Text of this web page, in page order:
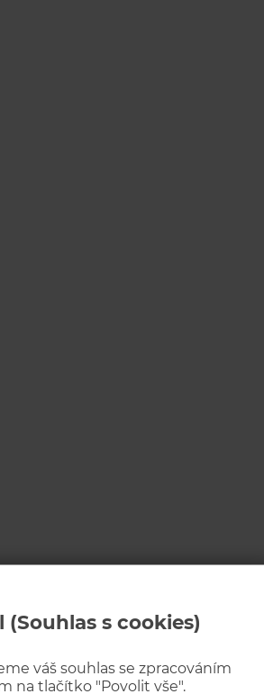
s cookies)
váš souhlas se zpracováním
na tlačítko "Povolit vše".